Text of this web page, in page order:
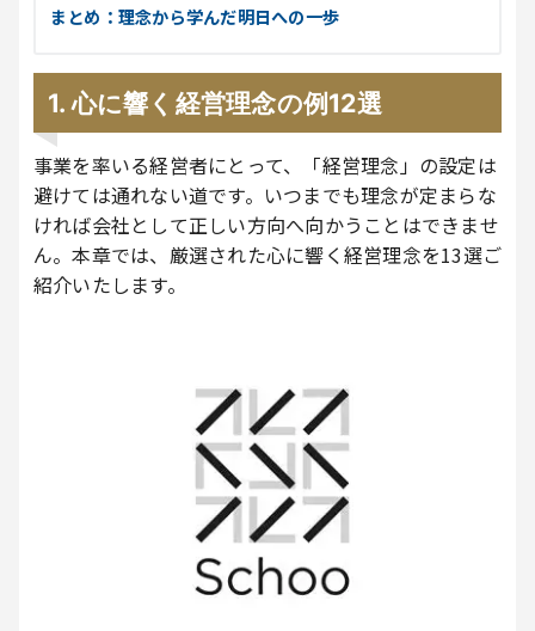
まとめ：理念から学んだ明日への一歩
1.心に響く経営理念の例12選
事業を率いる経営者にとって、「経営理念」の設定は
避けては通れない道です。いつまでも理念が定まらな
ければ会社として正しい方向へ向かうことはできませ
ん。本章では、厳選された心に響く経営理念を13選ご
紹介いたします。